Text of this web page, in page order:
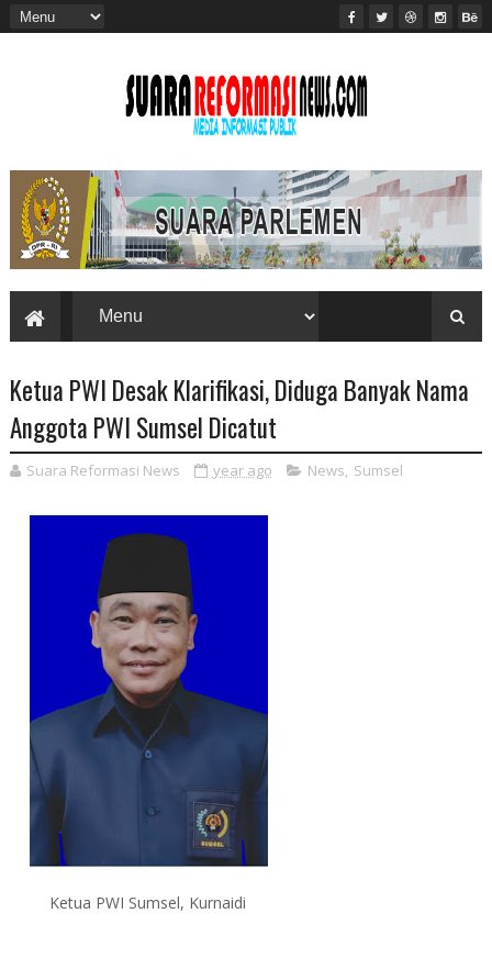
Ketua PWI Desak Klarifikasi, Diduga Banyak Nama
Anggota PWI Sumsel Dicatut
Suara Reformasi News year ago News, Sumsel
Ketua PWI Sumsel, Kurnaidi